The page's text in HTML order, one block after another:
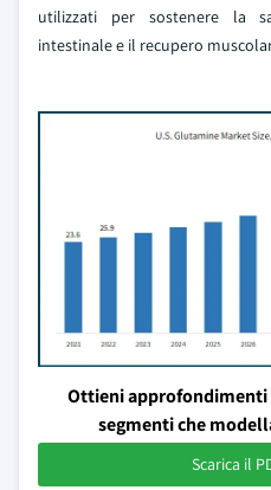
utilizzati per sostenere la
intestinale e il recupero
Ottieni
segmenti che
Scarica il